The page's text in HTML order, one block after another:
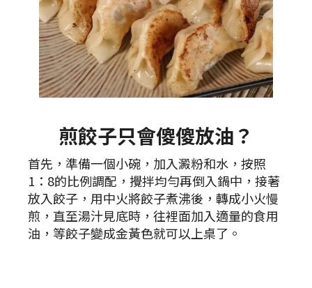
煎餃子只會傻傻放油？
首先，準備一個小碗，加入澱粉和水，按照
1：8的比例調配，攪拌均勻再倒入鍋中，接著
放入餃子，用中火將餃子煮沸後，轉成小火慢
煎，直至湯汁見底時，往裡面加入適量的食用
油，等餃子變成金黃色就可以上桌了。